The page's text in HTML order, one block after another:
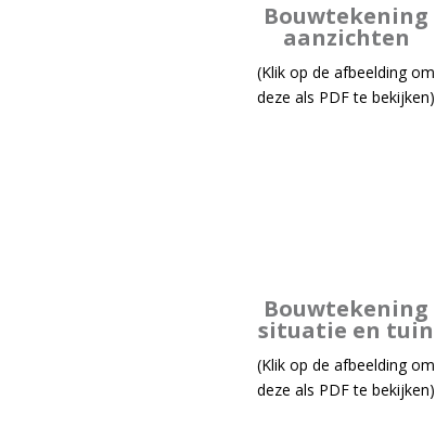
Bouwtekening
aanzichten
(Klik op de afbeelding om
deze als PDF te bekijken)
Bouwtekening
situatie en tuin
(Klik op de afbeelding om
deze als PDF te bekijken)